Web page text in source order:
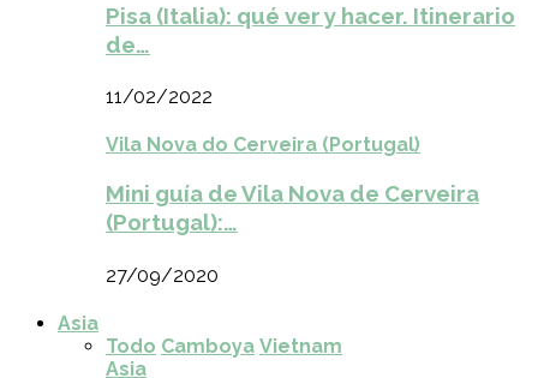
Pisa (Italia): qué ver y hacer. Itinerario
de…
11/02/2022
Vila Nova do Cerveira (Portugal)
Mini guía de Vila Nova de Cerveira
(Portugal):…
27/09/2020
Asia
Todo Camboya Vietnam
Asia